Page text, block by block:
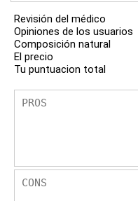
Revisión del médico
Opiniones de los usuarios
Composición natural
El precio
Tu puntuacion total